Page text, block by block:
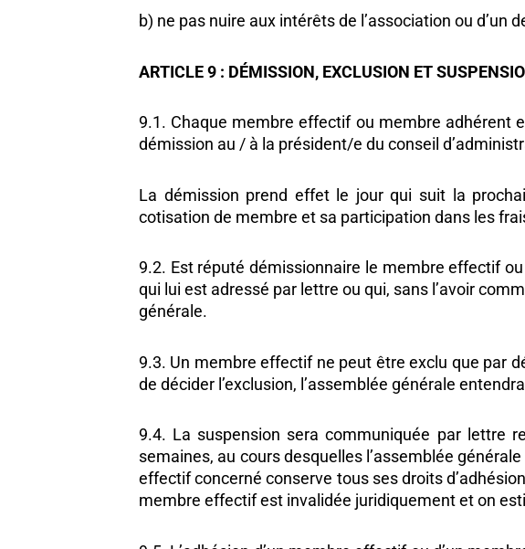
b) ne pas nuire aux intérêts de l’association ou d’un
ARTICLE 9 : DÉMISSION, EXCLUSION ET
9.1. Chaque membre effectif ou membre adhérent
démission au / à la président/e du conseil
La démission prend effet le jour qui suit la
cotisation de membre et sa participation dans les
9.2. Est réputé démissionnaire le membre effectif
qui lui est adressé par lettre ou qui, sans l’avoir
générale.
9.3. Un membre effectif ne peut être exclu que par
de décider l’exclusion, l’assemblée générale
9.4. La suspension sera communiquée par lettre
semaines, au cours desquelles l’assemblée
effectif concerné conserve tous ses droits
membre effectif est invalidée juridiquement et on